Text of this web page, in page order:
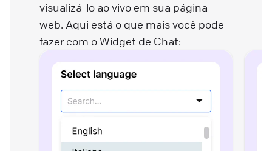
visualizá-lo ao vivo em sua página
web. Aqui está o que mais você pode
fazer com o Widget de Chat: